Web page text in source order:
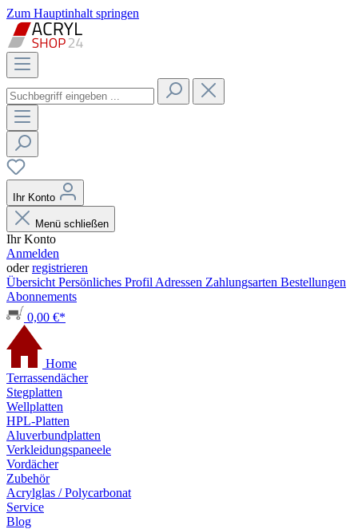
Zum Hauptinhalt springen
Ihr Konto
Menü schließen
Ihr Konto
Anmelden
oderregistrieren
Übersicht Persönliches Profil Adressen Zahlungsarten Bestellungen
Abonnements
0,00 €*
Home
Terrassendächer
Stegplatten
Wellplatten
HPL-Platten
Aluverbundplatten
Verkleidungspaneele
Vordächer
Zubehör
Acrylglas / Polycarbonat
Service
Blog